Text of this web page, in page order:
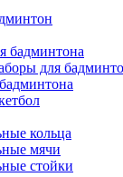
бадминтона
для
кольца
мячи
стойки